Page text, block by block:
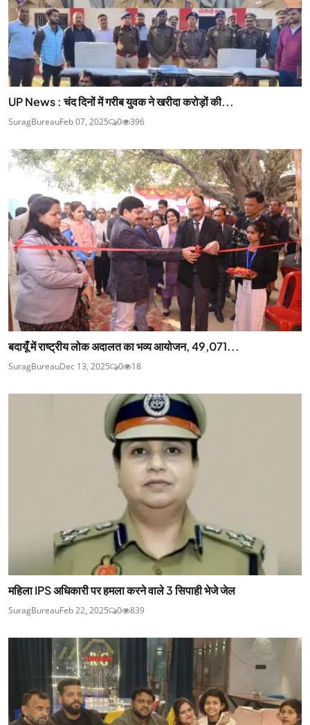
UP News : चंद दिनों में गरीब युवक ने खरीदा करोड़ों की...
SuragBureauFeb 07, 2025 0 396
बदायूँ में राष्ट्रीय लोक अदालत का भव्य आयोजन, 49,071...
SuragBureauDec 13, 2025 0 18
महिला IPS अधिकारी पर हमला करने वाले 3 सिपाही भेजे जेल
SuragBureauFeb 22, 2025 0 839